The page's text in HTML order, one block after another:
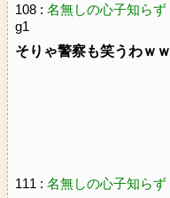
108 : 名無しの心子知らず
g1
そりゃ警察も笑うわｗｗ
111 : 名無しの心子知らず